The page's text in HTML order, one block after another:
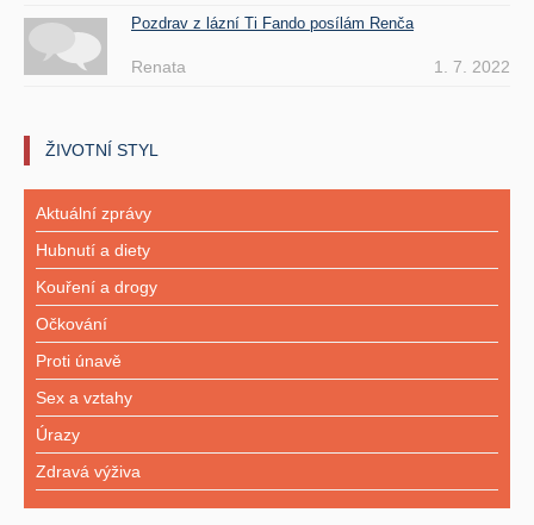
Pozdrav z lázní Ti Fando posílám Renča
Renata 1. 7. 2022
ŽIVOTNÍ STYL
Aktuální zprávy
Hubnutí a diety
Kouření a drogy
Očkování
Proti únavě
Sex a vztahy
Úrazy
Zdravá výživa